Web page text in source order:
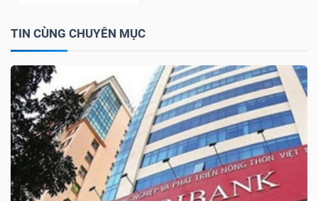
TIN CÙNG CHUYÊN MỤC
MÔ
NGÀNH